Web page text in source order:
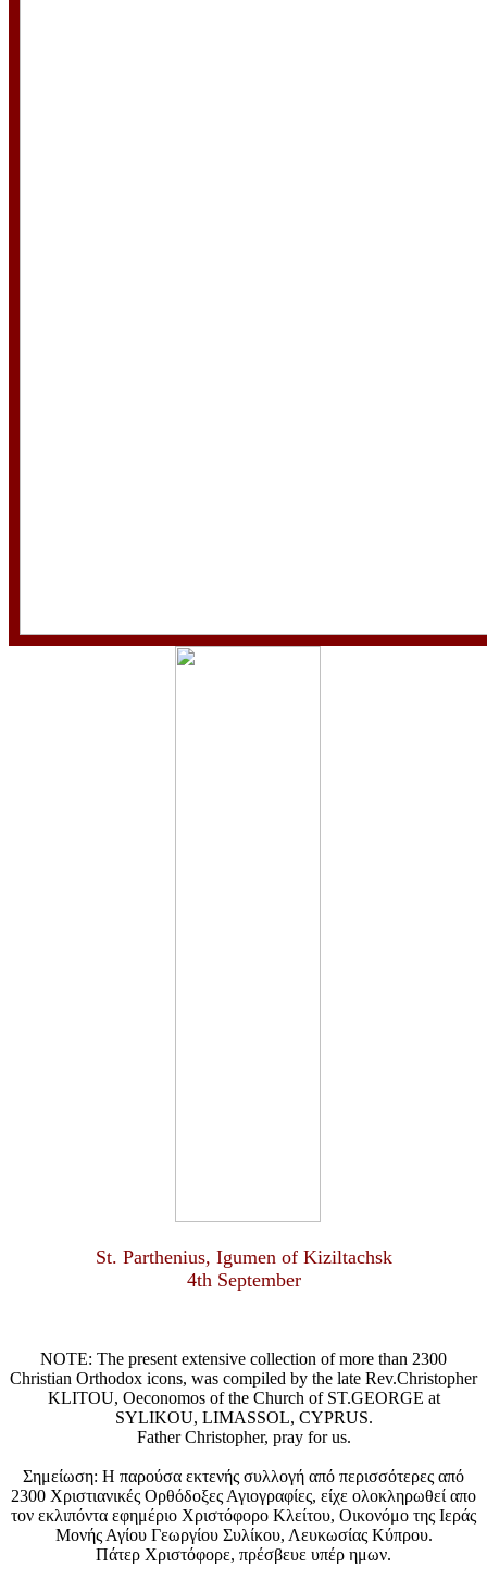
St. Parthenius, Igumen of Kiziltachsk
4th September
NOTE: The present extensive collection of more than 2300
Christian Orthodox icons, was compiled by the late Rev.Christopher
KLITOU, Oeconomos of the Church of ST.GEORGE at
SYLIKOU, LIMASSOL, CYPRUS.
Father Christopher, pray for us.
Σημείωση: Η παρούσα εκτενής συλλογή από περισσότερες από
2300 Χριστιανικές Ορθόδοξες Αγιογραφίες, είχε ολοκληρωθεί απο
τον εκλιπόντα εφημέριο Χριστόφορο Κλείτου, Οικονόμο της Ιεράς
Μονής Αγίου Γεωργίου Συλίκου, Λευκωσίας Κύπρου.
Πάτερ Χριστόφορε, πρέσβευε υπέρ ημων.